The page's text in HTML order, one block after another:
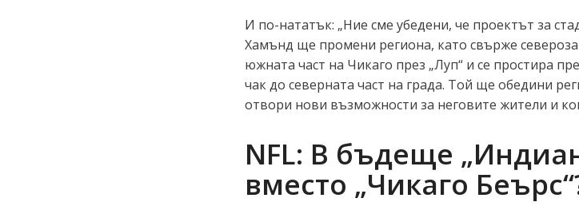
И по-нататък: „Ние сме убедени, че проектът за
Хамънд ще промени региона, като свърже
южната част на Чикаго през „Луп“ и се простира
чак до северната част на града. Той ще обедини
отвори нови възможности за неговите жители и
NFL: В бъдеще
вместо „Чикаго